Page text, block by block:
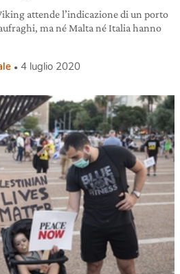
attende l’indicazione di un porto
ma né Malta né Italia hanno
4 luglio 2020